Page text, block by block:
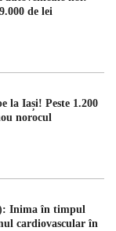
de lei
la Iași! Peste 1.200
norocul
Inima în timpul
cardiovascular în